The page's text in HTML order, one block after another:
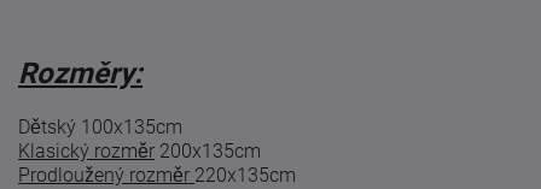
Rozměry:
Dětský 100x135cm
Klasický rozměr 200x135cm
Prodloužený rozměr 220x135cm